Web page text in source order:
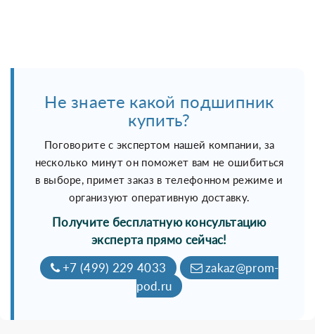
Не знаете какой подшипник
купить?
Поговорите с экспертом нашей компании, за
несколько минут он поможет вам не ошибиться
в выборе, примет заказ в телефонном режиме и
организуют оперативную доставку.
Получите бесплатную консультацию
эксперта прямо сейчас!
+7 (499) 229 4033
zakaz@prom-
pod.ru